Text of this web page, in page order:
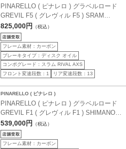
PINARELLO ( ピナレロ ) グラベルロード
GREVIL F5 ( グレヴィル F5 ) SRAM
RIVAL AXS 1x13 H320 ナミブ ブラウン
47 (身長目安160cm前後)
825,000円 （税込）
フレーム素材：カーボン
ブレーキタイプ：ディスク オイル
コンポグレード：スラム RIVAL AXS
フロント変速段数：1
リア変速段数：13
PINARELLO ( ピナレロ )
PINARELLO ( ピナレロ ) グラベルロード
GREVIL F1 ( グレヴィル F1 ) SHIMANO
GRX610 2x12 H340 コメットシルバー 47
(身長目安160cm前後)
539,000円 （税込）
フレーム素材：カーボン